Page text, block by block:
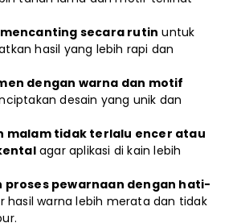
secara rutin untuk
hasil yang lebih rapi dan
dengan warna dan motif
desain yang unik dan
malam tidak terlalu encer atau
agar aplikasi di kain lebih
proses pewarnaan dengan hati-
hasil warna lebih merata dan tidak